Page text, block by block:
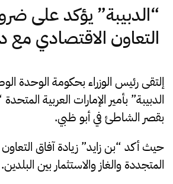
“الدبيبة” يؤكد على
التعاون الاقتصادي مع
إلتقى رئيس الوزراء بحكومة الوحدة
الدبيبة” بأمير الإمارات العربية
بقصر الشاطئ في أبو ظبي.
حيث أكد “بن زايد” زيادة آفاق
المتجددة والغاز والاستثمار بين البلدين.